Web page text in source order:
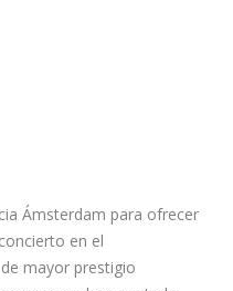
Ámsterdam para ofrecer
en el
mayor prestigio